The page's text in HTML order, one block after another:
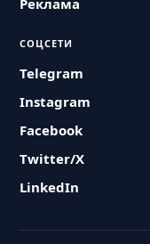
Реклама
СОЦСЕТИ
Telegram
Instagram
Facebook
Twitter/X
LinkedIn